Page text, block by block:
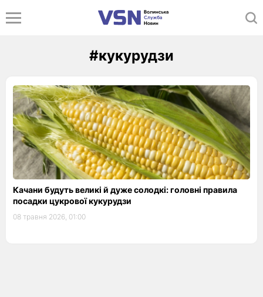
#кукурудзи
Качани будуть великі й дуже солодкі: головні правила
посадки цукрової кукурудзи
08 травня 2026, 01:00